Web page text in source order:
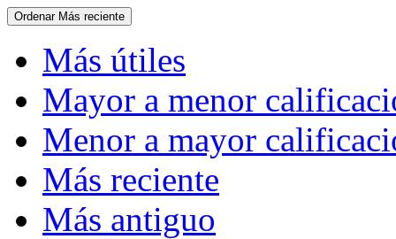
Ordenar Más reciente
Más útiles
Mayor a menor
Menor a mayor
Más reciente
Más antiguo